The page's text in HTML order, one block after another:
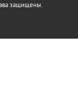
защищены.